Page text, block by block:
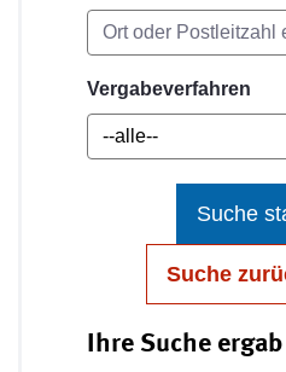
Vergabeverfahren
Suche
Suche
Ihre Suche